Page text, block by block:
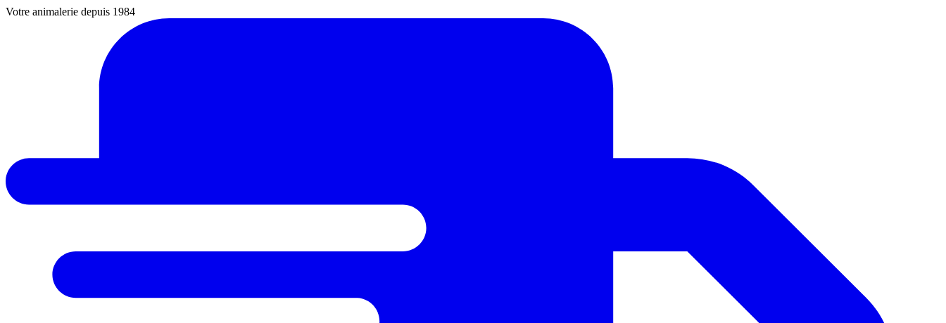
Votre animalerie depuis 1984